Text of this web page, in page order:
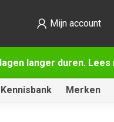
langer duren.
Mijn account
Kennisbank Merken